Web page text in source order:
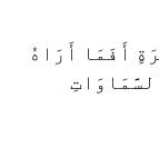
أَفَمَا أَرَاهُ